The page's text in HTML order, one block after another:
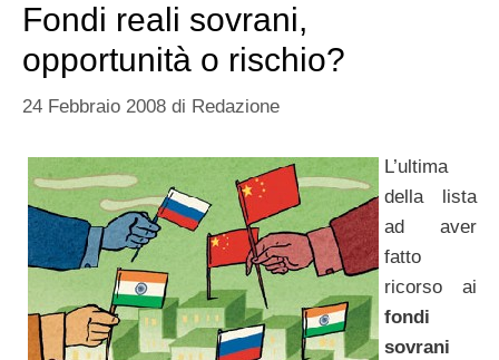
Fondi reali sovrani,
opportunità o rischio?
24 Febbraio 2008 di Redazione
L’ultima
della lista
ad aver
fatto
ricorso ai
fondi
sovrani